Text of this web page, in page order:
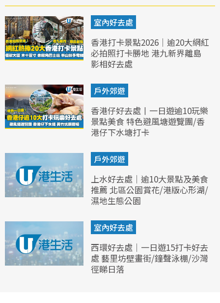
室內好去處
香港打卡景點2026｜逾20大網紅
必拍照打卡勝地 港九新界離島
影相好去處
戶外郊遊
香港仔好去處丨一日遊逾10玩樂
景點美食 特色避風塘遊覽團/香
港仔下水塘打卡
戶外郊遊
上水好去處｜逾10大景點及美食
推薦 北區公園賞花/港版心形湖/
濕地生態公園
室內好去處
西環好去處｜一日遊15打卡好去
處 藝里坊壁畫街/鐘聲泳棚/沙灣
徑睇日落